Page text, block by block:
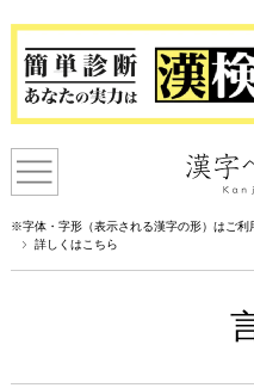
※字体・字形（表示される漢字の形）はご利
詳しくはこちら